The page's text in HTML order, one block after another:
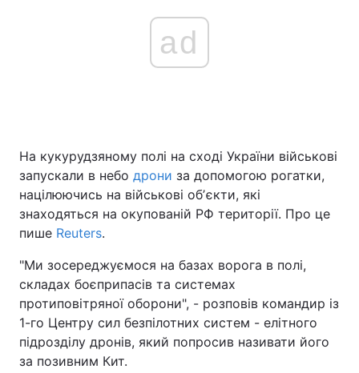
ad
На кукурудзяному полі на сході України військові
запускали в небо дрони за допомогою рогатки,
націлюючись на військові обʼєкти, які
знаходяться на окупованій РФ території. Про це
пише Reuters.
"Ми зосереджуємося на базах ворога в полі,
складах боєприпасів та системах
протиповітряної оборони", - розповів командир із
1-го Центру сил безпілотних систем - елітного
підрозділу дронів, який попросив називати його
за позивним Кит.